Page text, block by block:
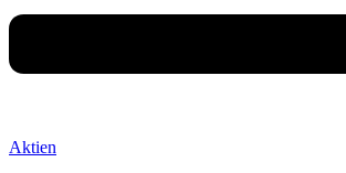
Aktien